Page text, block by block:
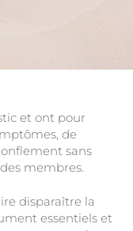
et ont pour
de
sans
membres.
disparaître la
essentiels et